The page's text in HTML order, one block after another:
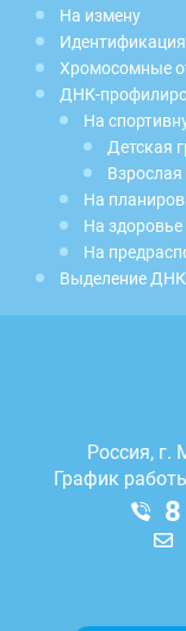
На измену
Хромосомные
ДНК-
На
Детская
Взрослая
На
На здоровье
На
Выделение ДНК
Россия, г.
График